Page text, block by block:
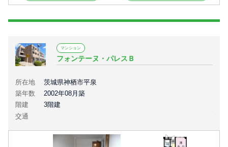
マンション
フォンテーヌ・パレスＢ
所在地
茨城県神栖市平泉
築年数
2002年08月築
階建
3階建
交通